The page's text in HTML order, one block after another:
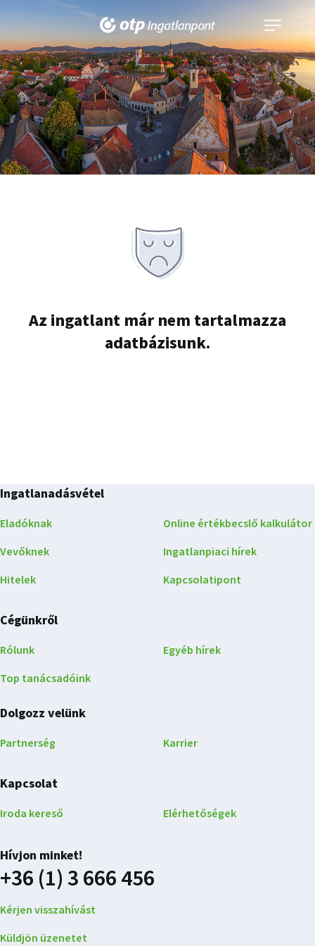
Navigáció
kinyitása
Az ingatlant már nem tartalmazza
adatbázisunk.
Ingatlanadásvétel
Eladóknak
Vevőknek
Hitelek
Online értékbecslő kalkulátor
Ingatlanpiaci hírek
Kapcsolatipont
Cégünkről
Rólunk
Top tanácsadóink
Egyéb hírek
Dolgozz velünk
Partnerség Karrier
Kapcsolat
Iroda kereső Elérhetőségek
Hívjon minket!
+36 (1) 3 666 456
Kérjen visszahívást
Küldjön üzenetet